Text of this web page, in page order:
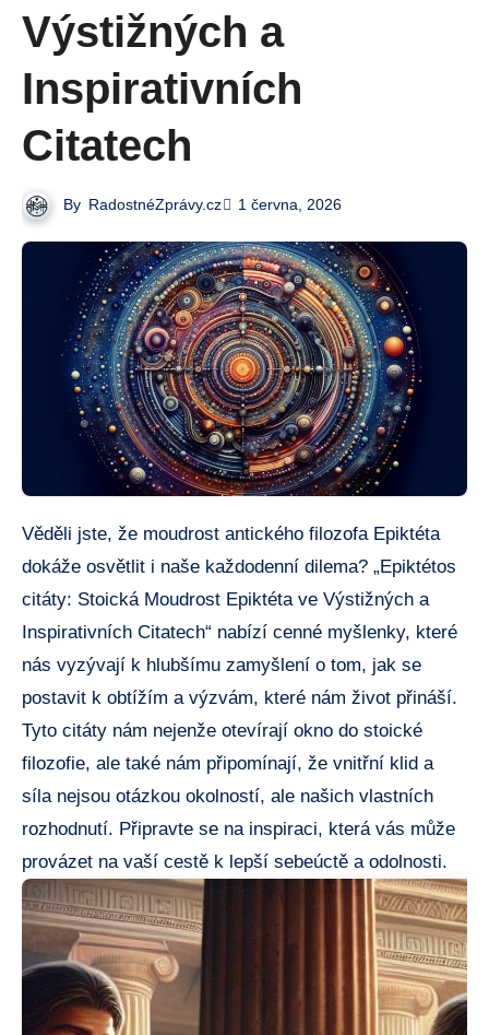
Výstižných a
Inspirativních
Citatech
By RadostnéZprávy.cz 1 června, 2026
Věděli jste, že moudrost antického filozofa Epiktéta
dokáže osvětlit i naše každodenní dilema? „Epiktétos
citáty: Stoická Moudrost Epiktéta ve Výstižných a
Inspirativních Citatech“ nabízí cenné myšlenky, které
nás vyzývají k hlubšímu zamyšlení o tom, jak se
postavit k obtížím a výzvám, které nám život přináší.
Tyto citáty nám nejenže otevírají okno do stoické
filozofie, ale také nám připomínají, že vnitřní klid a
síla nejsou otázkou okolností, ale našich vlastních
rozhodnutí. Připravte se na inspiraci, která vás může
provázet na vaší cestě k lepší sebeúctě a odolnosti.